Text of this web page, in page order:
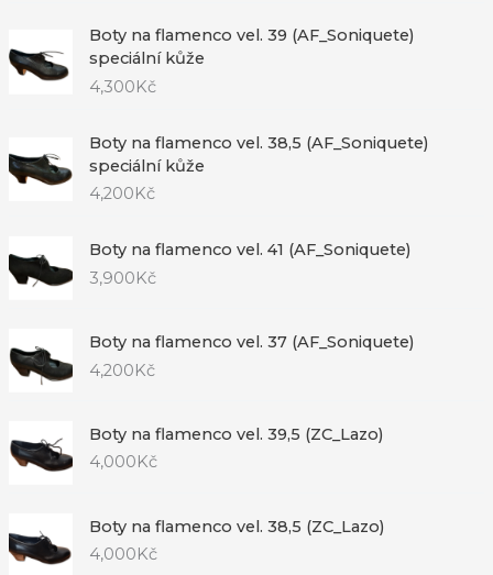
Boty na flamenco vel. 39 (AF_Soniquete)
speciální kůže
4,300Kč
Boty na flamenco vel. 38,5 (AF_Soniquete)
speciální kůže
4,200 Kč
Boty na flamenco vel. 41 (AF_Soniquete)
3,900Kč
Boty na flamenco vel. 37 (AF_Soniquete)
4,200Kč
Boty na flamenco vel. 39,5 (ZC_Lazo)
4,000 Kč
Boty na flamenco vel. 38,5 (ZC_Lazo)
4,000 Kč